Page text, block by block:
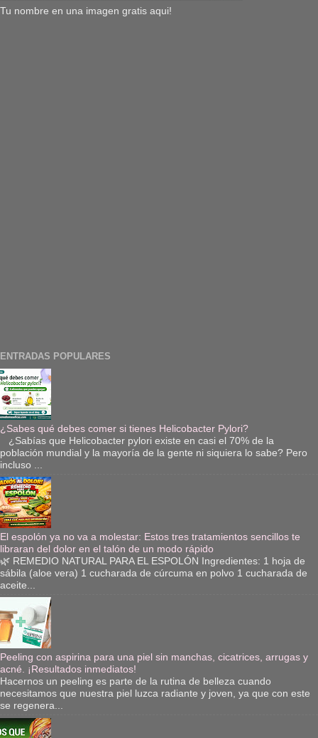
Tu nombre en una imagen gratis aqui!
ENTRADAS POPULARES
¿Sabes qué debes comer si tienes Helicobacter Pylori?
¿Sabías que Helicobacter pylori existe en casi el 70% de la
población mundial y la mayoría de la gente ni siquiera lo sabe? Pero
incluso ...
El espolón ya no va a molestar: Estos tres tratamientos sencillos te
libraran del dolor en el talón de un modo rápido
🌿 REMEDIO NATURAL PARA EL ESPOLÓN Ingredientes: 1 hoja de
sábila (aloe vera) 1 cucharada de cúrcuma en polvo 1 cucharada de
aceite...
Peeling con aspirina para una piel sin manchas, cicatrices, arrugas y
acné. ¡Resultados inmediatos!
Hacernos un peeling es parte de la rutina de belleza cuando
necesitamos que nuestra piel luzca radiante y joven, ya que con este
se regenera...